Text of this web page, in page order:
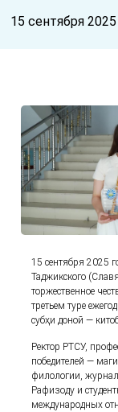
15 сентября 2025
15 сентября 2025
Таджикского
торжественное
третьем туре
субҳи доноӣ —
Ректор РТСУ,
победителей —
филологии,
Рафизоду и
международных